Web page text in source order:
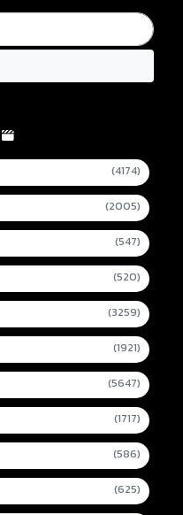
(4174)
(2005)
(547)
(520)
(3259)
(1921)
(5647)
(1717)
(586)
(625)